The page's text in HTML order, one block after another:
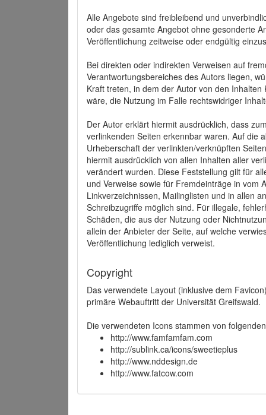
Alle Angebote sind freibleibend und
oder das gesamte Angebot ohne gesonderte
Veröffentlichung zeitweise oder endgültig
Bei direkten oder indirekten Verweisen auf
Verantwortungsbereiches des Autors liegen,
Kraft treten, in dem der Autor von den
wäre, die Nutzung im Falle rechtswidriger
Der Autor erklärt hiermit ausdrücklich, dass
verlinkenden Seiten erkennbar waren. Auf die
Urheberschaft der verlinkten/verknüpften
hiermit ausdrücklich von allen Inhalten aller
verändert wurden. Diese Feststellung gilt für
und Verweise sowie für Fremdeinträge in vom
Linkverzeichnissen, Mailinglisten und in allen
Schreibzugriffe möglich sind. Für illegale,
Schäden, die aus der Nutzung oder
allein der Anbieter der Seite, auf welche
Veröffentlichung lediglich verweist.
Copyright
Das verwendete Layout (inklusive dem
primäre Webauftritt der Universität Greifswald.
Die verwendeten Icons stammen von
http://www.famfamfam.com
http://sublink.ca/icons/sweetieplus
http://www.nddesign.de
http://www.fatcow.com